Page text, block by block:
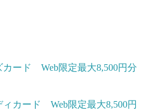
カード Web限定最大8,500円分
ィカード Web限定最大8,500円